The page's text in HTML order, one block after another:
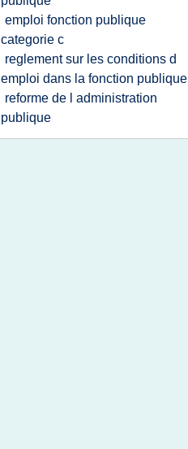
emploi fonction publique
categorie c
reglement sur les conditions d
emploi dans la fonction publique
reforme de l administration
publique